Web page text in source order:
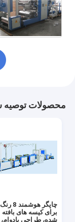
محصولات توصیه
چاپگر هوشمند 8 رنگ
برای کیسه های بافته
شده، طراحی بادوام،